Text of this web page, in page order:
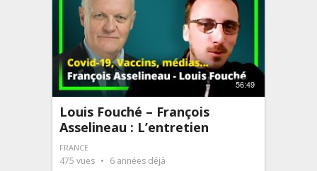
56:49
Louis Fouché – François
Asselineau : L’entretien
FRANCE
475 vues 6 années déjà